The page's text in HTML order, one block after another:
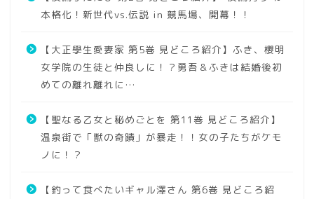
本格化！新世代vs.伝説 in 競馬場、開幕！！
【大正學生愛妻家 第5巻 見どころ紹介】ふき、櫻明
女学院の生徒と仲良しに！？勇吾＆ふきは結婚後初
めての離れ離れに…
【聖なる乙女と秘めごとを 第11巻 見どころ紹介】
温泉街で「獣の奇蹟」が暴走！！女の子たちがケモ
ノに！？
【釣って食べたいギャル澤さん 第6巻 見どころ紹